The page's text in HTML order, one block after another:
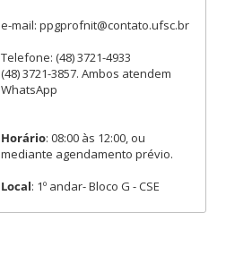
e-mail: ppgprofnit@contato.ufsc.br
Telefone: (48) 3721-4933
(48) 3721-3857. Ambos atendem
WhatsApp
Horário: 08:00 às 12:00, ou
mediante agendamento prévio.
Local: 1º andar- Bloco G - CSE